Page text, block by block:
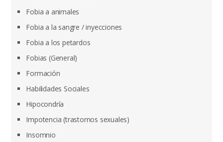
Fobia a animales
Fobia a la sangre / inyecciones
Fobia a los petardos
Fobias (General)
Formación
Habilidades Sociales
Hipocondría
Impotencia (trastornos sexuales)
Insomnio